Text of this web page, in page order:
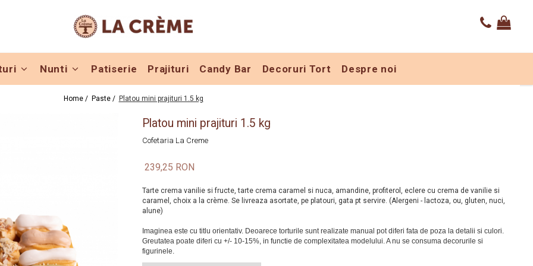
Nunti Patiserie Prajituri Candy Bar Decoruri Tort Despre noi
Home / Paste / Platou mini prajituri 1.5 kg
Platou mini prajituri 1.5 kg
Cofetaria La Creme
239,25 RON
Tarte crema vanilie si fructe, tarte crema caramel si nuca, amandine, profiterol, eclere cu crema de vanilie si
caramel, choix a la crème. Se livreaza asortate, pe platouri, gata pt servire. (Alergeni - lactoza, ou, gluten, nuci,
alune)